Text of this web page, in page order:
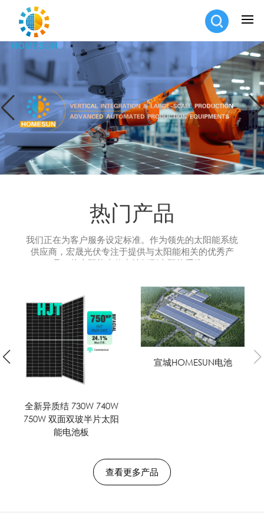
热门产品
我们正在为客户服务设定标准。作为领先的太阳能系统
供应商，宏晟光伏专注于提供与太阳能相关的优秀产
品，从太阳能光伏电池板到太阳能系统。
异质结 730W 740W
双面双玻半片太阳
能电池板
全新异质结 730W 740W
750W 双面双玻半片太阳
宣
查看更多产品